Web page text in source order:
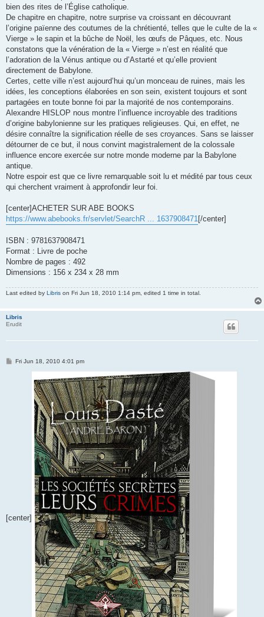
bien des rites de l’Église catholique.
De chapitre en chapitre, notre surprise va croissant en découvrant
l’origine païenne des coutumes de la chrétienté, telles que le culte de la «
Vierge » le sapin et la bûche de Noël, les œufs de Pâques, etc. Nous
constatons que la vénération de la « Vierge » n’est en réalité que
l’adoration de la Vénus antique ou d’Astarté et qu’elle provient
directement de Babylone.
Certes, cette ville n’est aujourd’hui qu’un monceau de ruines, mais les
idées, les conceptions élaborées en son sein, existent toujours et sont
partagées en toute bonne foi par la majorité de nos contemporains.
Alexandre HISLOP nous montre l’influence incroyable des traditions
d’origine babylonienne sur les pratiques religieuses. Qui, en effet, ne
désire connaître la signification réelle de ses croyances. Sans se laisser
détourner de ce but, il nous convint magistralement de la colossale
influence encore exercée sur notre monde moderne par la Babylone
antique.
Notre espoir est que ce livre remarquable soit lu et médité par tous ceux
qui cherchent vraiment à approfondir leur foi.
[center]ACHETER SUR ABE BOOKS
https://www.abebooks.fr/servlet/SearchR ... 1637908471 [/center]
ISBN : 9781637908471
Format : Livre de poche
Nombre de pages : 492
Dimensions : 156 x 234 x 28 mm
Last edited by Libris on Fri Jun 18, 2010 1:14 pm, edited 1 time in total.
Libris
Erudit
PFri Jun 18, 2010 4:01 pm
[center]